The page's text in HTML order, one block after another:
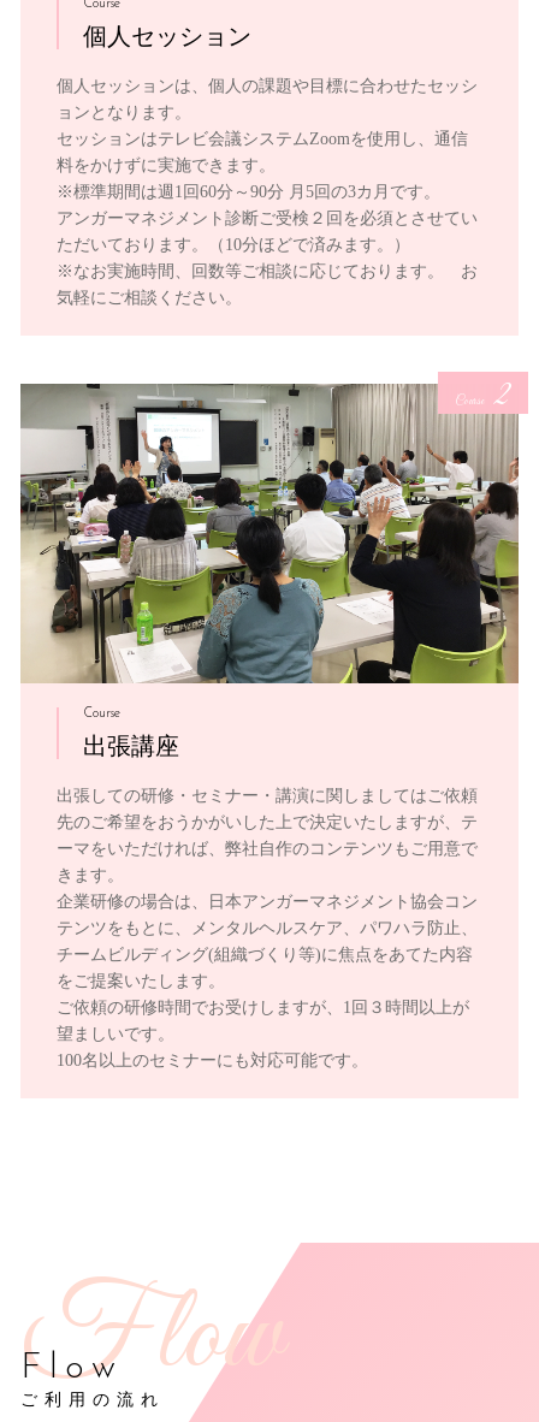
Course
個人セッション
個人セッションは、個人の課題や目標に合わせたセッシ
ョンとなります。
セッションはテレビ会議システムZoomを使用し、通信
料をかけずに実施できます。
※標準期間は週1回60分～90分 月5回の3カ月です。
アンガーマネジメント診断ご受検２回を必須とさせてい
ただいております。（10分ほどで済みます。）
※なお実施時間、回数等ご相談に応じております。 お
気軽にご相談ください。
Course 2
Course
出張講座
出張しての研修・セミナー・講演に関しましてはご依頼
先のご希望をおうかがいした上で決定いたしますが、テ
ーマをいただければ、弊社自作のコンテンツもご用意で
きます。
企業研修の場合は、日本アンガーマネジメント協会コン
テンツをもとに、メンタルヘルスケア、パワハラ防止、
チームビルディング(組織づくり等)に焦点をあてた内容
をご提案いたします。
ご依頼の研修時間でお受けしますが、1回３時間以上が
望ましいです。
100名以上のセミナーにも対応可能です。
Flow
ご利用の流れ